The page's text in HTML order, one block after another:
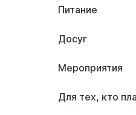
Питание
Досуг
Мероприятия
Для тех, кто